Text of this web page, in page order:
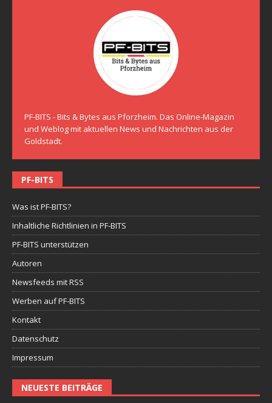
PF-BITS - Bits & Bytes aus Pforzheim. Das Online-Magazin
und Weblog mit aktuellen News und Nachrichten aus der
Goldstadt.
PF-BITS
Was ist PF-BITS?
Inhaltliche Richtlinien in PF-BITS
PF-BITS unterstützen
Autoren
Newsfeeds mit RSS
Werben auf PF-BITS
Kontakt
Datenschutz
Impressum
NEUESTE BEITRÄGE